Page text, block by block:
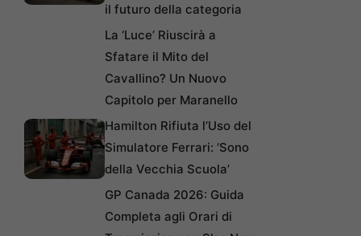
il futuro della categoria
La ‘Luce’ Riuscirà a
Sfatare il Mito del
Cavallino? Un Nuovo
Capitolo per Maranello
Hamilton Rifiuta l’Uso del
Simulatore Ferrari: ‘Sono
della Vecchia Scuola’
GP Canada 2026: Guida
Completa agli Orari di